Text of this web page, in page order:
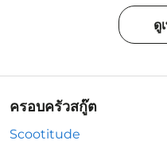
ดู
ครอบครัวสกู๊ต
Scootitude